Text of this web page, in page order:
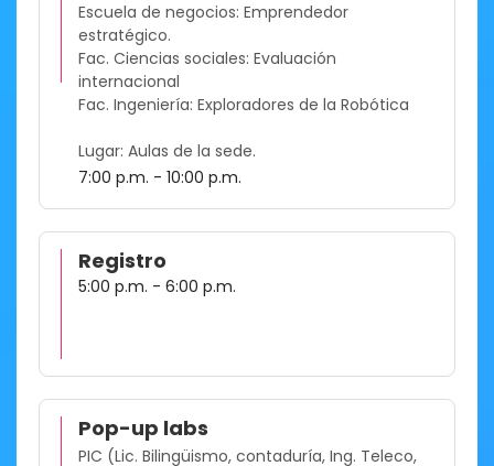
Escuela de negocios: Emprendedor
estratégico.
Fac. Ciencias sociales: Evaluación
internacional
Fac. Ingeniería: Exploradores de la Robótica
Lugar: Aulas de la sede.
7:00 p.m. - 10:00 p.m.
Registro
5:00 p.m. - 6:00 p.m.
Pop-up labs
PIC (Lic. Bilingüismo, contaduría, Ing. Teleco,